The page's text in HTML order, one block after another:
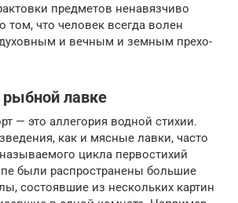
предметов ненавязчиво
том, что человек всегда волен
и вечным и земным прехо­
лавке
— это аллегория водной стихии.
как и мясные лавки, часто
цикла перво­стихий
были распространены большие
состоявшие из нескольких картин